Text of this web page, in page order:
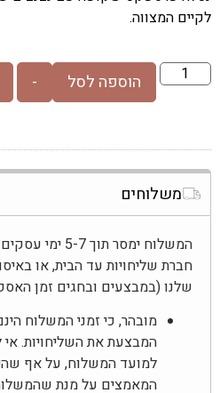
לקיים המצווה.
- הוספה לסל
משלוחים
המשלוח ימסר
חברת שליחויות עד הבית, או
שלנו (במבצעים ובחגים זמן
מובהר, כי זמני המשלוח
המבצעת את השליחויות.
למועד המשלוח, על אף
המאמצים על מנת